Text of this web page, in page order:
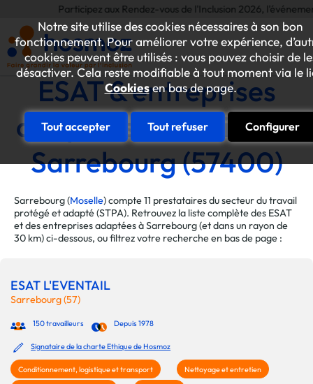
Notre site utilise des cookies nécessaires à son bon
fonctionnement. Pour améliorer votre expérience,
cookies peuvent être utilisés : vous pouvez choisir de
désactiver. Cela reste modifiable à tout moment via le
Cookiesen bas de page.
Tout accepter Tout refuser Configurer
Participez aux Rendez-vous de l'Inclusion 2026,
ESAT & entreprises
adaptées de la ville de
Sarrebourg (57400)
Sarrebourg (Moselle) compte 11 prestataires du secteur du travail
protégé et adapté (STPA). Retrouvez la liste complète des ESAT
et des entreprises adaptées à Sarrebourg (et dans un rayon de
30 km) ci-dessous, ou filtrez votre recherche en bas de page :
ESAT L'EVENTAIL
Sarrebourg (57)
150 travailleurs Depuis 1978
Signataire de la charte Ethique de Hosmoz
Conditionnement, logistique et transport Nettoyage et entretien